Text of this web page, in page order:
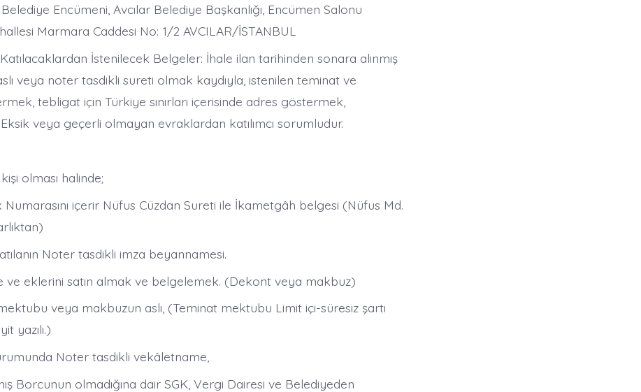
Encümeni, Avcılar Belediye Başkanlığı, Encümen Salonu
Marmara Caddesi No: 1/2 AVCILAR/İSTANBUL
İstenilecek Belgeler: İhale ilan tarihinden sonara alınmış
veya noter tasdikli sureti olmak kaydıyla, istenilen teminat ve
tebligat için Türkiye sınırları içerisinde adres göstermek,
veya geçerli olmayan evraklardan katılımcı sorumludur.
olması halinde;
Numarasını içerir Nüfus Cüzdan Sureti ile İkametgâh belgesi (Nüfus Md.
Noter tasdikli imza beyannamesi.
ve eklerini satın almak ve belgelemek. (Dekont veya makbuz)
veya makbuzun aslı, (Teminat mektubu Limit içi-süresiz şartı
yazılı.)
Noter tasdikli vekâletname,
Borcunun olmadığına dair SGK, Vergi Dairesi ve Belediyeden